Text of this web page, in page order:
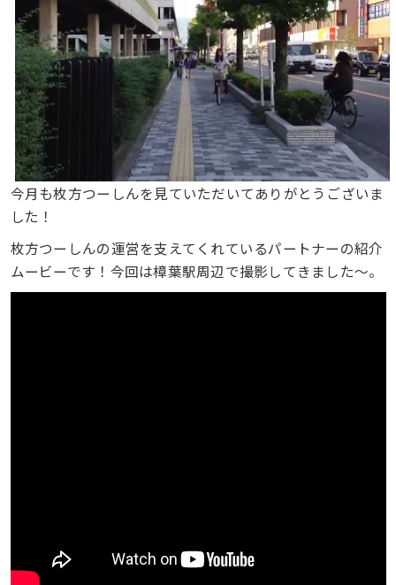
今月も枚方つーしんを見ていただいてありがとうございま
した！
枚方つーしんの運営を支えてくれているパートナーの紹介
ムービーです！今回は樟葉駅周辺で撮影してきました～。